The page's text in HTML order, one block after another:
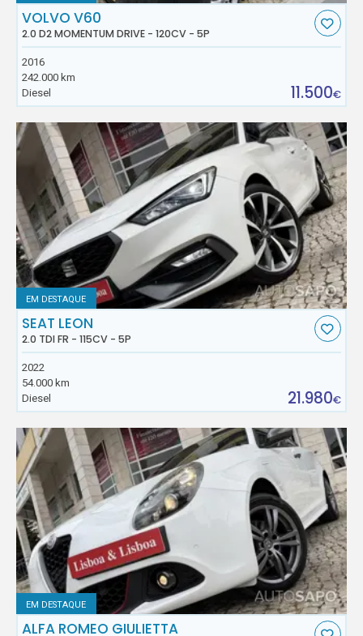
VOLVO V60
2.0 D2 MOMENTUM DRIVE - 120CV - 5P
2016
242.000 km
Diesel
11.500€
EM DESTAQUE
SEAT LEON
2.0 TDI FR - 115CV - 5P
2022
54.000 km
Diesel
21.980€
EM DESTAQUE
ALFA ROMEO GIULIETTA